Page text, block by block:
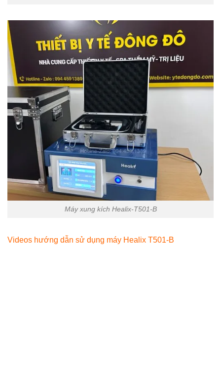
Máy xung kích Healix-T501-B
Videos hướng dẫn sử dụng máy Healix T501-B